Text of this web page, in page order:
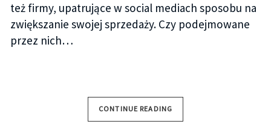
też firmy, upatrujące w social mediach sposobu na
zwiększanie swojej sprzedaży. Czy podejmowane
przez nich…
CONTINUE READING